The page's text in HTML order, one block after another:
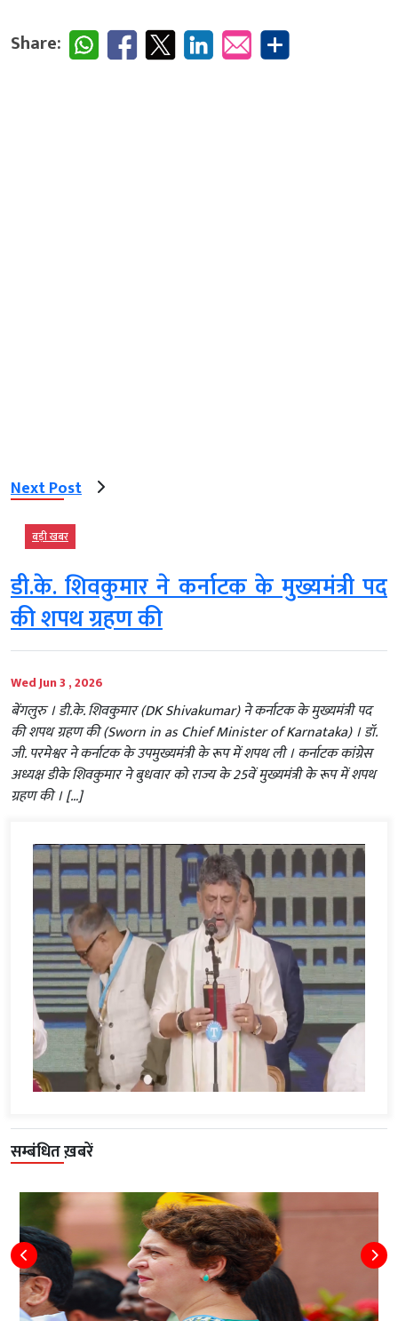
Share:
Next Post
बड़ी खबर
डी.के. शिवकुमार ने कर्नाटक के मुख्यमंत्री पद
की शपथ ग्रहण की
Wed Jun 3 , 2026
बेंगलुरु । डी.के. शिवकुमार (DK Shivakumar) ने कर्नाटक के मुख्यमंत्री पद
की शपथ ग्रहण की (Sworn in as Chief Minister of Karnataka) । डॉ.
जी. परमेश्वर ने कर्नाटक के उपमुख्यमंत्री के रूप में शपथ ली । कर्नाटक कांग्रेस
अध्यक्ष डीके शिवकुमार ने बुधवार को राज्य के 25वें मुख्यमंत्री के रूप में शपथ
ग्रहण की । […]
सम्बंधित ख़बरें